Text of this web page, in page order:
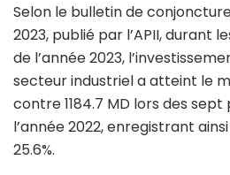
Selon le bulletin de
2023, publié par l’APII, durant
de l’année 2023,
secteur industriel a atteint le
contre 1184.7 MD lors des
l’année 2022, enregistrant
25.6%.